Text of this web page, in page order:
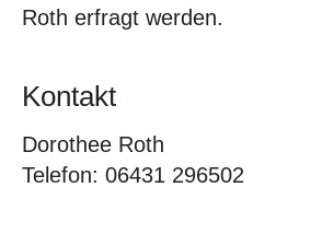
Roth erfragt werden.
Kontakt
Dorothee Roth
Telefon: 06431 296502